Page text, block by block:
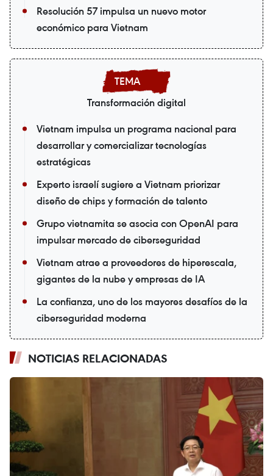
Resolución 57 impulsa un nuevo motor
económico para Vietnam
Transformación digital
Vietnam impulsa un programa nacional para
desarrollar y comercializar tecnologías
estratégicas
Experto israelí sugiere a Vietnam priorizar
diseño de chips y formación de talento
Grupo vietnamita se asocia con OpenAI para
impulsar mercado de ciberseguridad
Vietnam atrae a proveedores de hiperescala,
gigantes de la nube y empresas de IA
La confianza, uno de los mayores desafíos de la
ciberseguridad moderna
NOTICIAS RELACIONADAS